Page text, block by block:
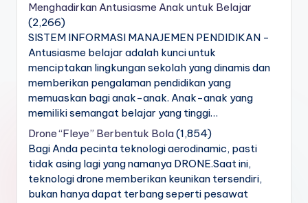
Menghadirkan Antusiasme Anak untuk Belajar
(2,266)
SISTEM INFORMASI MANAJEMEN PENDIDIKAN -
Antusiasme belajar adalah kunci untuk
menciptakan lingkungan sekolah yang dinamis dan
memberikan pengalaman pendidikan yang
memuaskan bagi anak-anak. Anak-anak yang
memiliki semangat belajar yang tinggi…
Drone “Fleye” Berbentuk Bola(1,854)
Bagi Anda pecinta teknologi aerodinamic, pasti
tidak asing lagi yang namanya DRONE.Saat ini,
teknologi drone memberikan keunikan tersendiri,
bukan hanya dapat terbang seperti pesawat